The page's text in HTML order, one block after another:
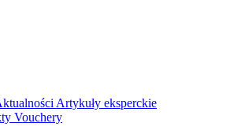
Artykuły eksperckie
Vouchery